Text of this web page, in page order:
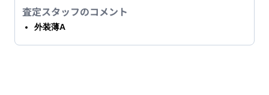
査定スタッフのコメント
外装薄A